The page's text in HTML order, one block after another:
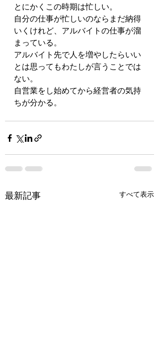
とにかくこの時期は忙しい。
自分の仕事が忙しいのならまだ納得
いくけれど、アルバイトの仕事が溜
まっている。
アルバイト先で人を増やしたらいい
とは思ってもわたしが言うことでは
ない。
自営業をし始めてから経営者の気持
ちが分かる。
最新記事 すべて表示